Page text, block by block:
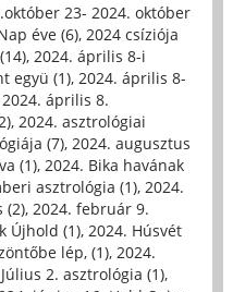
23- 2024. október
éve (6), 2024 csíziója
, 2024. április 8-i
együ (1), 2024. április 8-
2024. április 8.
, 2024. asztrológiai
(7), 2024. augusztus
(1), 2024. Bika havának
asztrológia (1), 2024.
(2), 2024. február 9.
Újhold (1), 2024. Húsvét
lép, (1), 2024.
2. asztrológia (1),